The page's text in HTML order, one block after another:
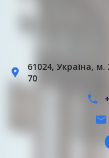
61024, Українa,
70